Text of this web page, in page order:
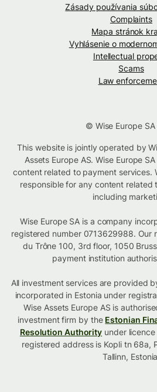
Zásady používania
Complaints
Mapa stránok
Vyhlásenie o
Intellectual
Scams
Law
© Wise Europe
This website is jointly operated by
Assets Europe AS. Wise Europe
content related to payment services.
responsible for any content related
including
Wise Europe SA is a company
registered number 0713629988. Our
du Trône 100, 3rd floor, 1050
payment institution
All investment services are provided
incorporated in Estonia under
Wise Assets Europe AS is
investment firm by the Estonian
Resolution Authority under
registered address is Kopli tn 68a,
Tallinn,